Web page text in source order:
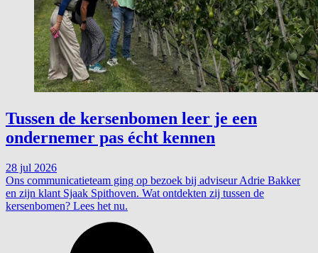
Tussen de kersenbomen leer je een
ondernemer pas écht kennen
28 jul 2026
Ons communicatieteam ging op bezoek bij adviseur Adrie Bakker
en zijn klant Sjaak Spithoven. Wat ontdekten zij tussen de
kersenbomen? Lees het nu.